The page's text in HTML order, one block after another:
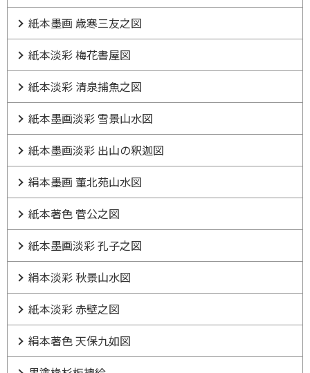
紙本墨画 歳寒三友之図
紙本淡彩 梅花書屋図
紙本淡彩 清泉捕魚之図
紙本墨画淡彩 雪景山水図
紙本墨画淡彩 出山の釈迦図
絹本墨画 董北苑山水図
紙本著色 菅公之図
紙本墨画淡彩 孔子之図
絹本淡彩 秋景山水図
紙本淡彩 赤壁之図
絹本著色 天保九如図